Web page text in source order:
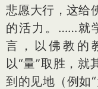
悲愿大行，这给
的活力。……就
言，以佛教的
以“量”取胜，就
到的见地（例如